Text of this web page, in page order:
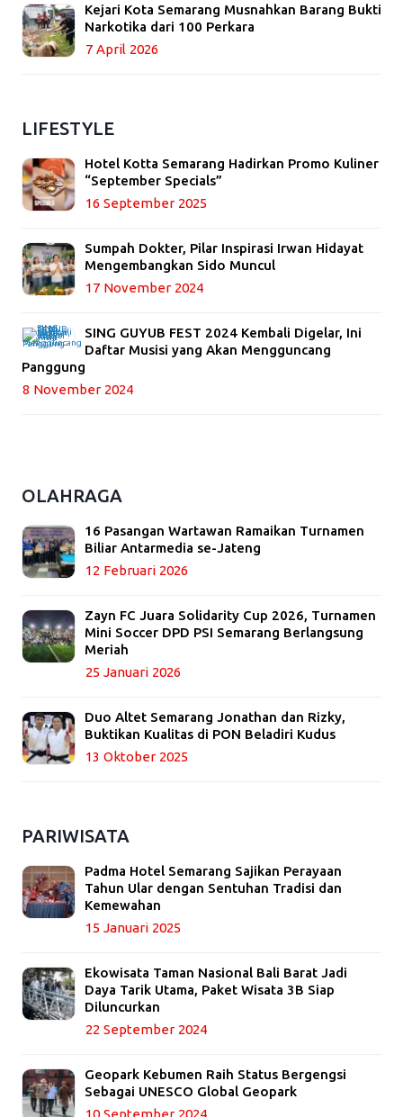
Kejari Kota Semarang Musnahkan Barang Bukti
Narkotika dari 100 Perkara
7 April 2026
LIFESTYLE
Hotel Kotta Semarang Hadirkan Promo Kuliner
“September Specials”
16 September 2025
Sumpah Dokter, Pilar Inspirasi Irwan Hidayat
Mengembangkan Sido Muncul
17 November 2024
SING GUYUB FEST 2024 Kembali Digelar, Ini
Daftar Musisi yang Akan Mengguncang
Panggung
8 November 2024
OLAHRAGA
16 Pasangan Wartawan Ramaikan Turnamen
Biliar Antarmedia se-Jateng
12 Februari 2026
Zayn FC Juara Solidarity Cup 2026, Turnamen
Mini Soccer DPD PSI Semarang Berlangsung
Meriah
25 Januari 2026
Duo Altet Semarang Jonathan dan Rizky,
Buktikan Kualitas di PON Beladiri Kudus
13 Oktober 2025
PARIWISATA
Padma Hotel Semarang Sajikan Perayaan
Tahun Ular dengan Sentuhan Tradisi dan
Kemewahan
15 Januari 2025
Ekowisata Taman Nasional Bali Barat Jadi
Daya Tarik Utama, Paket Wisata 3B Siap
Diluncurkan
22 September 2024
Geopark Kebumen Raih Status Bergengsi
Sebagai UNESCO Global Geopark
10 September 2024